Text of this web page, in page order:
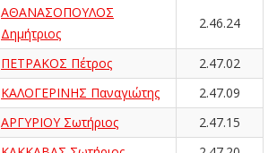
ΑΘΑΝΑΣΟΠΟΥΛΟΣ
Δημήτριος
2.46.24
ΠΕΤΡΑΚΟΣ Πέτρος
2.47.02
ΚΑΛΟΓΕΡΙΝΗΣ Παναγιώτης
2.47.09
ΑΡΓΥΡΙΟΥ Σωτήριος
2.47.15